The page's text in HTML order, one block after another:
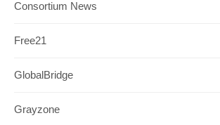
Consortium News
Free21
GlobalBridge
Grayzone